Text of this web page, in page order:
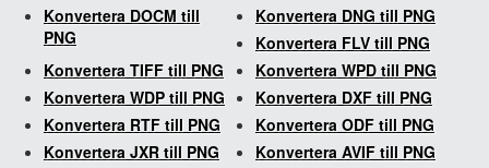
Konvertera DOCM till
PNG
Konvertera DNG till PNG
Konvertera FLV till PNG
Konvertera TIFF till PNG
Konvertera WPD till PNG
Konvertera WDP till PNG
Konvertera DXF till PNG
Konvertera RTF till PNG
Konvertera ODF till PNG
Konvertera JXR till PNG
Konvertera AVIF till PNG